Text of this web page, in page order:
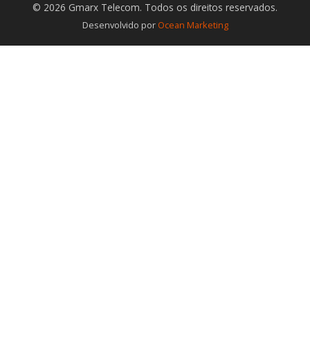
© 2026 Gmarx Telecom. Todos os direitos reservados.
Desenvolvido por Ocean Marketing